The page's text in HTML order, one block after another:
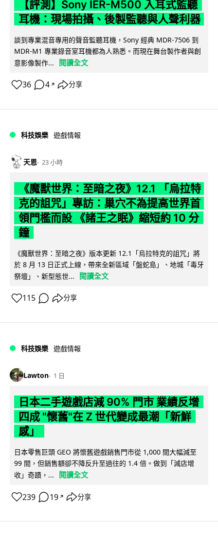
【評測】Sony IER-M500 入耳式監聽
耳機：現場拍攝、後製監聽與人聲利器
談到專業混音專用的聲音監聽耳機，Sony 經典 MDR-7506 到
MDR-M1 專業錄音室耳機都為人熟悉。而現在舞台製作者與創
意影像製作...
閱讀全文
36 4 ↗ 分享
科技娛樂 遊戲情報
天恩 23 小時
《魔獸世界：至暗之夜》12.1 「烏拉特
克的詛咒」專訪：巢穴不為提高世界首
領門檻而設 《諸王之眠》縮短約 10 分
鐘
《魔獸世界：至暗之夜》版本更新 12.1「烏拉特克的詛咒」將
於 8 月 13 日正式上線，帶來全新區域「盤蛇島」、地城「毒牙
祭壇」、新型態世...
閱讀全文
115 分享
科技娛樂 遊戲情報
Lawton 1 日
日本二手遊戲店減 90% 門市 業績反增
四成 "懷舊"在 Z 世代變成最潮「新鮮
感」
日本零售巨頭 GEO 將懷舊遊戲銷售門市從 1,000 間大幅減至
99 間，但銷售額卻不降反升至過往的 1.4 倍。做到「減店增
收」奇蹟，...
閱讀全文
239 19 ↗ 分享